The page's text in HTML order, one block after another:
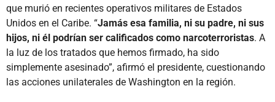
que murió en recientes operativos militares de Estados
Unidos en el Caribe. “Jamás esa familia, ni su padre, ni sus
hijos, ni él podrían ser calificados como narcoterroristas. A
la luz de los tratados que hemos firmado, ha sido
simplemente asesinado”, afirmó el presidente, cuestionando
las acciones unilaterales de Washington en la región.